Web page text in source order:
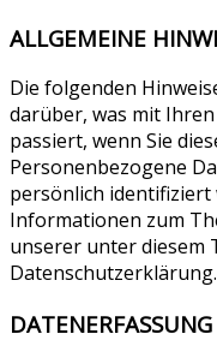
ALLGEMEINE
Die folgenden
darüber, was mit
passiert, wenn Sie
Personenbezogene
persönlich
Informationen zum
unserer unter diesem
Datenschutzerklärung.